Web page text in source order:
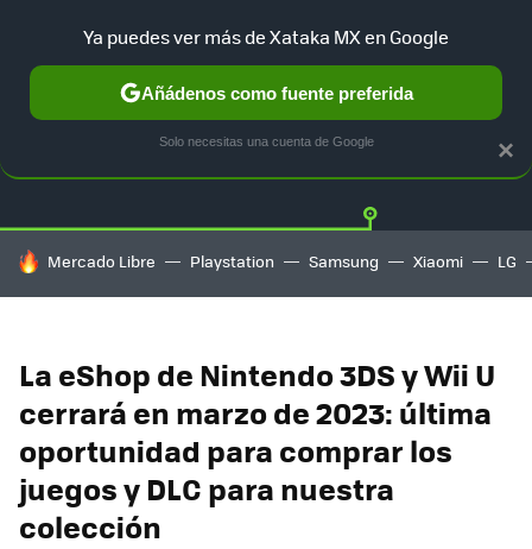
Twitter
HOY SE HABLA DE
Mercado Libre Playstation Samsung Xiaomi LG
La eShop de Nintendo 3DS y Wii U
cerrará en marzo de 2023: última
oportunidad para comprar los
juegos y DLC para nuestra
colección
×
Ya puedes ver más de Xataka MX en Google
Añádenos como fuente preferida
Solo necesitas una cuenta de Google